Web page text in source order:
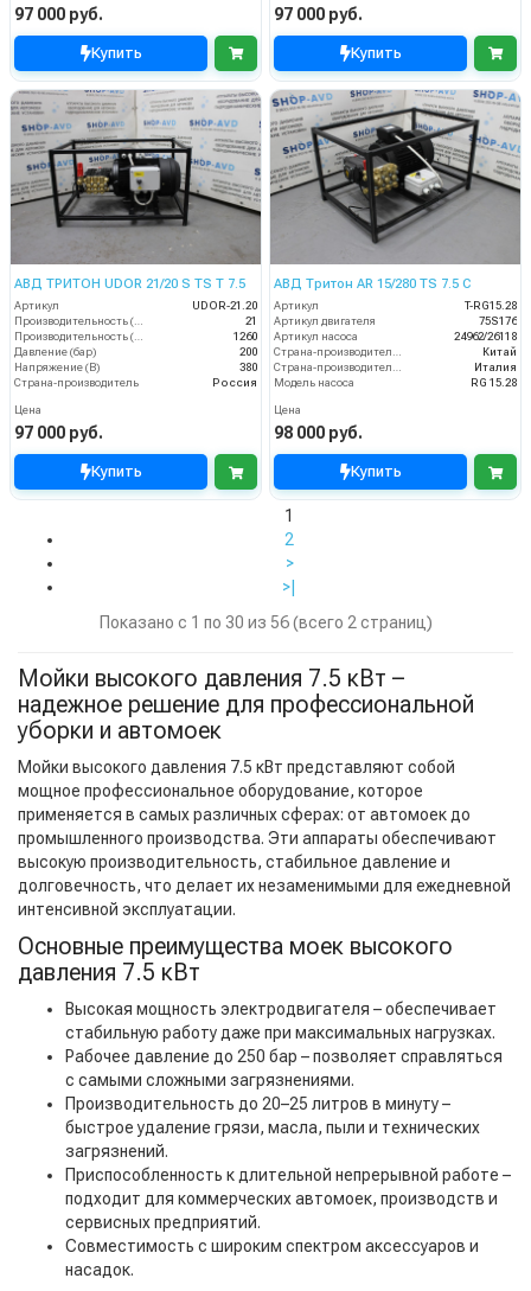
97 000 руб.
Купить
97 000 руб.
Купить
АВД ТРИТОН UDOR 21/20 S TS T 7.5
Артикул
UDOR-21.20
Производительность (л/мин)
21
Производительность (л/ч)
1260
Давление (бар)
200
Напряжение (В)
380
Страна-производитель
Россия
Цена
97 000 руб.
Купить
АВД Тритон AR 15/280 TS 7.5 C
Артикул
T-RG15.28
Артикул двигателя
75S176
Артикул насоса
24962/26118
Страна-производитель двигателя
Китай
Страна-производитель насоса
Италия
Модель насоса
RG 15.28
Цена
98 000 руб.
Купить
1
2
>
>|
Показано с 1 по 30 из 56 (всего 2 страниц)
Мойки высокого давления 7.5 кВт –
надежное решение для профессиональной
уборки и автомоек
Мойки высокого давления 7.5 кВт представляют собой
мощное профессиональное оборудование, которое
применяется в самых различных сферах: от автомоек до
промышленного производства. Эти аппараты обеспечивают
высокую производительность, стабильное давление и
долговечность, что делает их незаменимыми для ежедневной
интенсивной эксплуатации.
Основные преимущества моек высокого
давления 7.5 кВт
Высокая мощность электродвигателя – обеспечивает
стабильную работу даже при максимальных нагрузках.
Рабочее давление до 250 бар – позволяет справляться
с самыми сложными загрязнениями.
Производительность до 20–25 литров в минуту –
быстрое удаление грязи, масла, пыли и технических
загрязнений.
Приспособленность к длительной непрерывной работе –
подходит для коммерческих автомоек, производств и
сервисных предприятий.
Совместимость с широким спектром аксессуаров и
насадок.